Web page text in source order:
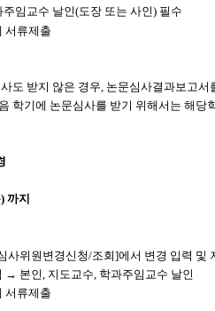
주임교수 날인(도장 또는 사인) 필수
서류제출
도 받지 않은 경우, 논문심사결과보고서
학기에 논문심사를 받기 위해서는 해당
) 까지
사위원변경신청/조회]에서 변경 입력 및
→ 본인, 지도교수, 학과주임교수 날인
서류제출